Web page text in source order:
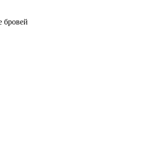
бровей